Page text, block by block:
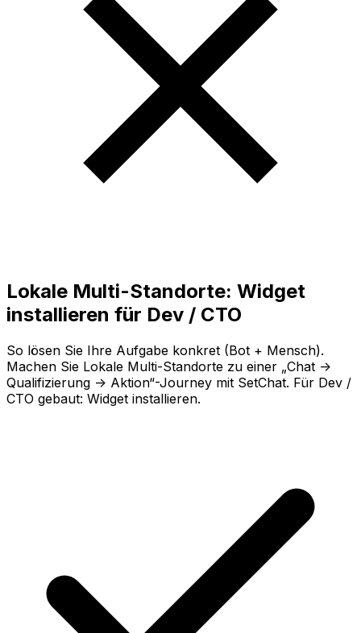
Lokale Multi-Standorte: Widget
installieren für Dev / CTO
So lösen Sie Ihre Aufgabe konkret (Bot + Mensch).
Machen Sie Lokale Multi-Standorte zu einer „Chat ->
Qualifizierung -> Aktion“-Journey mit SetChat. Für Dev /
CTO gebaut: Widget installieren.